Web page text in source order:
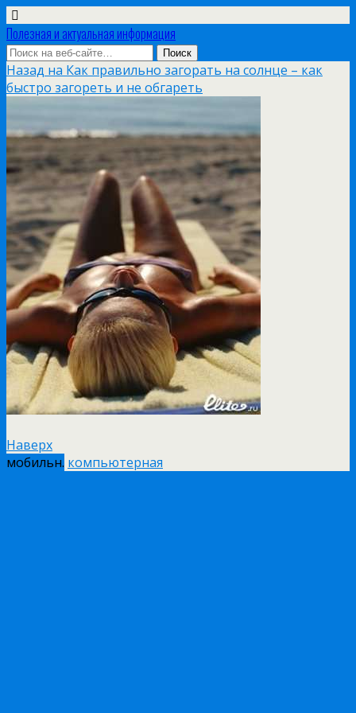
Полезная и актуальная информация
Назад на Как правильно загорать на солнце – как
быстро загореть и не обгареть
Наверх
мобильн. компьютерная